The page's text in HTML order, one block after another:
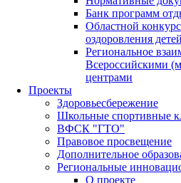
Банк программ
Областной
оздоровления детей
Региональное
Всероссийскими
центрами
Проекты
Здоровьесбережение
Школьные спортивные
ВФСК "ГТО"
Правовое просвещение
Дополнительное
Региональные
О проекте